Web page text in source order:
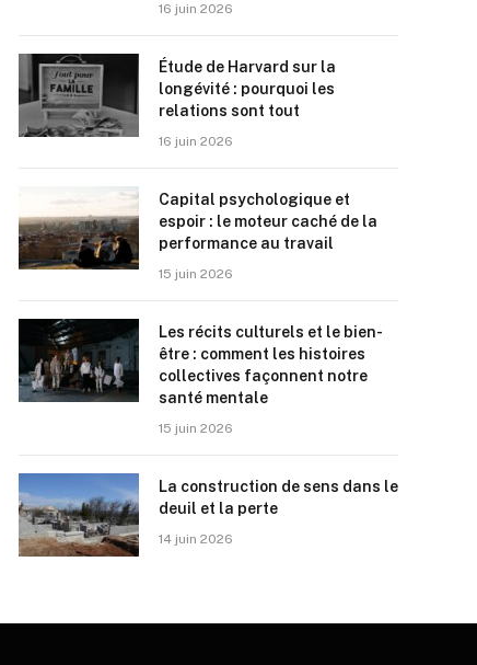
16 juin 2026
Étude de Harvard sur la
longévité : pourquoi les
relations sont tout
16 juin 2026
Capital psychologique et
espoir : le moteur caché de la
performance au travail
15 juin 2026
Les récits culturels et le bien-
être : comment les histoires
collectives façonnent notre
santé mentale
15 juin 2026
La construction de sens dans le
deuil et la perte
14 juin 2026